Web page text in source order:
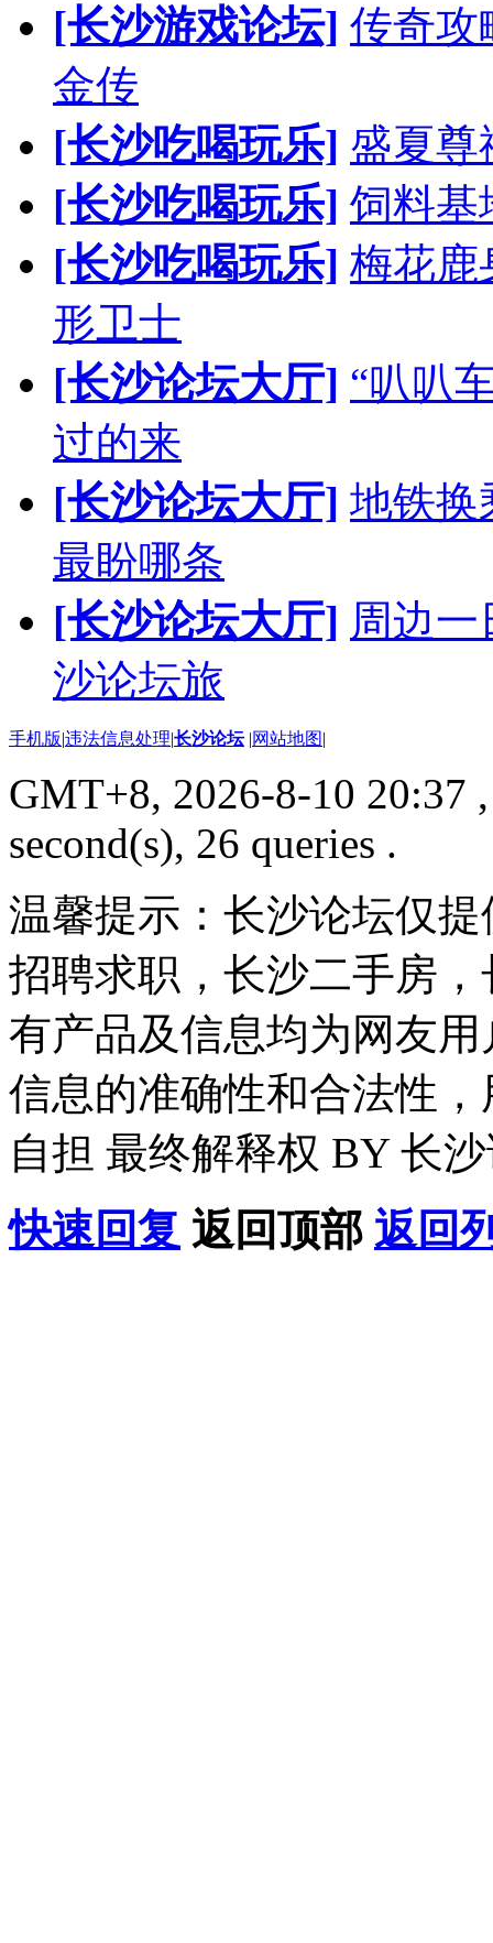
[长沙游戏论坛] 传奇攻
金传
[长沙吃喝玩乐] 盛夏尊
[长沙吃喝玩乐] 饲料基
[长沙吃喝玩乐] 梅花鹿
形卫士
[长沙论坛大厅] “叭叭
过的来
[长沙论坛大厅] 地铁换
最盼哪条
[长沙论坛大厅] 周边
沙论坛旅
手机版|违法信息处理|长沙论坛 |网站地图|
GMT+8, 2026-8-10 20:37
second(s), 26 queries .
温馨提示：长沙论坛仅
招聘求职，长沙二手房
有产品及信息均为网友
信息的准确性和合法性
自担 最终解释权 BY 长
快速回复 返回顶部 返回